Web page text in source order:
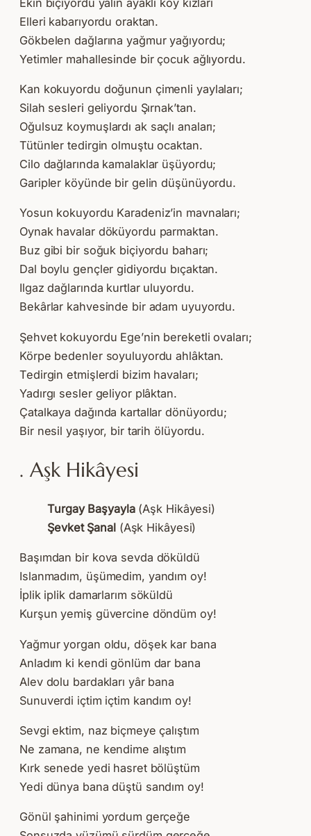
Elleri kabarıyordu oraktan.
Gökbelen dağlarına yağmur yağıyordu;
Yetimler mahallesinde bir çocuk ağlıyordu.
Kan kokuyordu doğunun çimenli yaylaları;
Silah sesleri geliyordu Şırnak’tan.
Oğulsuz koymuşlardı ak saçlı anaları;
Tütünler tedirgin olmuştu ocaktan.
Cilo dağlarında kamalaklar üşüyordu;
Garipler köyünde bir gelin düşünüyordu.
Yosun kokuyordu Karadeniz’in mavnaları;
Oynak havalar döküyordu parmaktan.
Buz gibi bir soğuk biçiyordu baharı;
Dal boylu gençler gidiyordu bıçaktan.
Ilgaz dağlarında kurtlar uluyordu.
Bekârlar kahvesinde bir adam uyuyordu.
Şehvet kokuyordu Ege’nin bereketli ovaları;
Körpe bedenler soyuluyordu ahlâktan.
Tedirgin etmişlerdi bizim havaları;
Yadırgı sesler geliyor plâktan.
Çatalkaya dağında kartallar dönüyordu;
Bir nesil yaşıyor, bir tarih ölüyordu.
. Aşk Hikâyesi
Turgay Başyayla(Aşk Hikâyesi)
Şevket Şanal(Aşk Hikâyesi)
Başımdan bir kova sevda döküldü
Islanmadım, üşümedim, yandım oy!
İplik iplik damarlarım söküldü
Kurşun yemiş güvercine döndüm oy!
Yağmur yorgan oldu, döşek kar bana
Anladım ki kendi gönlüm dar bana
Alev dolu bardakları yâr bana
Sunuverdi içtim içtim kandım oy!
Sevgi ektim, naz biçmeye çalıştım
Ne zamana, ne kendime alıştım
Kırk senede yedi hasret bölüştüm
Yedi dünya bana düştü sandım oy!
Gönül şahinimi yordum gerçeğe